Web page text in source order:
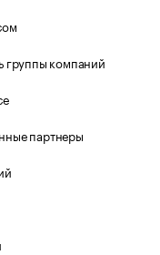
группы компаний
партнеры